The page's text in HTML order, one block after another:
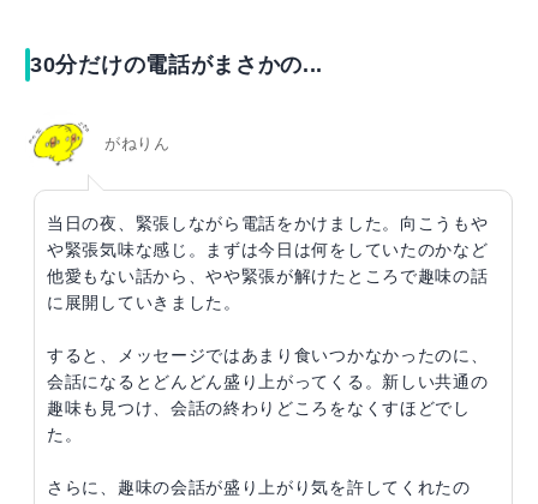
30分だけの電話がまさかの...
がねりん
当日の夜、緊張しながら電話をかけました。向こうもや
や緊張気味な感じ。まずは今日は何をしていたのかなど
他愛もない話から、やや緊張が解けたところで趣味の話
に展開していきました。
すると、メッセージではあまり食いつかなかったのに、
会話になるとどんどん盛り上がってくる。新しい共通の
趣味も見つけ、会話の終わりどころをなくすほどでし
た。
さらに、趣味の会話が盛り上がり気を許してくれたの